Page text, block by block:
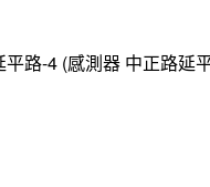
路-4 (感測器 中正路